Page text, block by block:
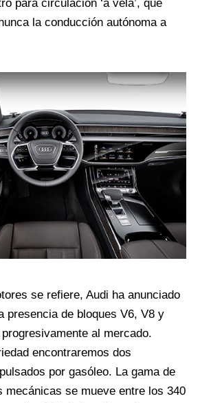
para circulación ‘a vela’, que
la conducción autónoma a
se refiere, Audi ha anunciado
presencia de bloques V6, V8 y
al mercado.
encontraremos dos
por gasóleo. La gama de
mecánicas se mueve entre los 340